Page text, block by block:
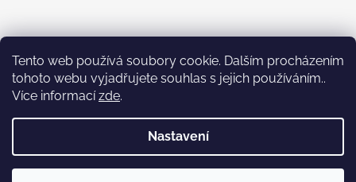
Tento web používá soubory cookie. Dalším procházením
tohoto webu vyjadřujete souhlas s jejich používáním..
Více informacízde.
Nastavení